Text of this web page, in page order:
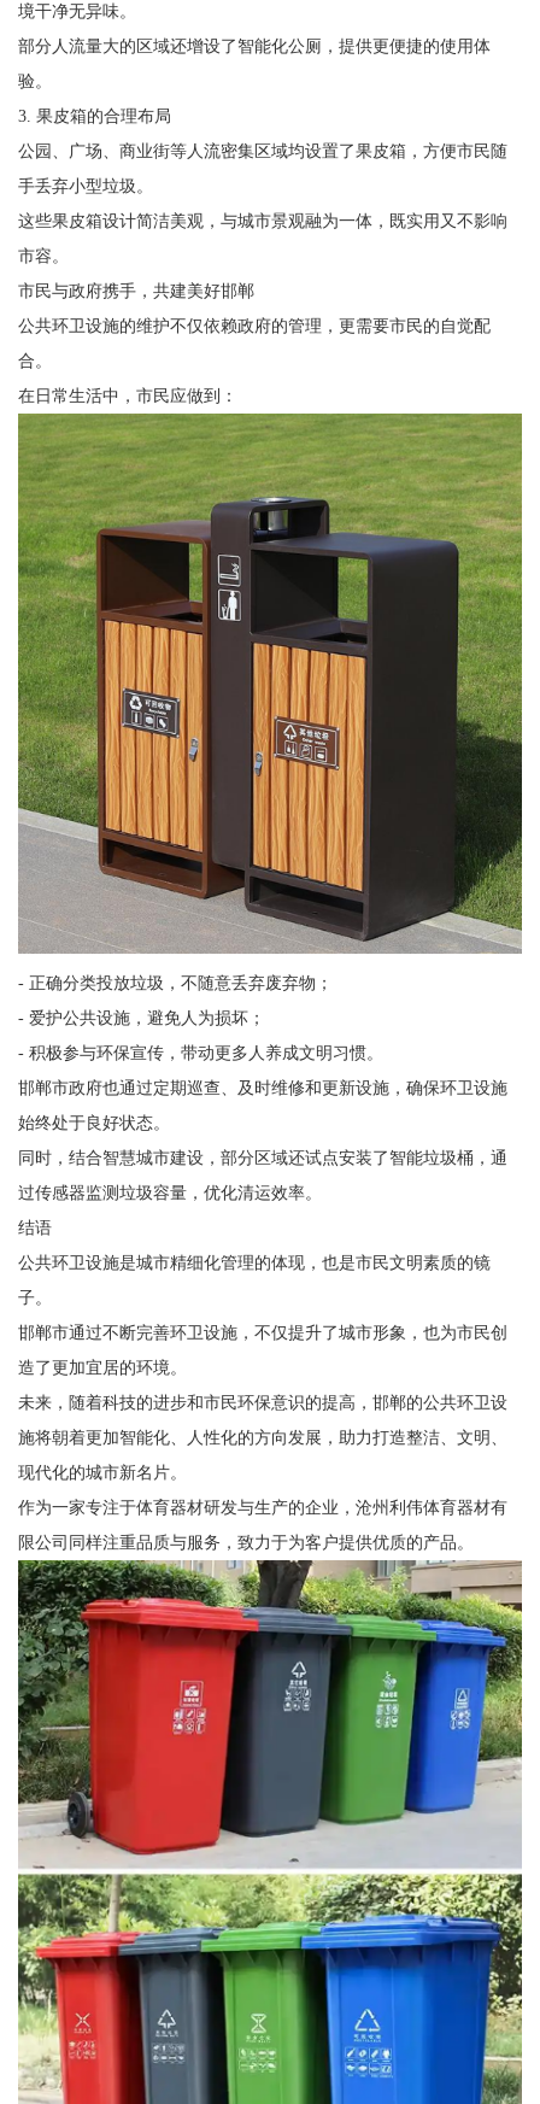
境干净无异味。
部分人流量大的区域还增设了智能化公厕，提供更便捷的使用体
验。
3. 果皮箱的合理布局
公园、广场、商业街等人流密集区域均设置了果皮箱，方便市民随
手丢弃小型垃圾。
这些果皮箱设计简洁美观，与城市景观融为一体，既实用又不影响
市容。
市民与政府携手，共建美好邯郸
公共环卫设施的维护不仅依赖政府的管理，更需要市民的自觉配
合。
在日常生活中，市民应做到：
- 正确分类投放垃圾，不随意丢弃废弃物；
- 爱护公共设施，避免人为损坏；
- 积极参与环保宣传，带动更多人养成文明习惯。
邯郸市政府也通过定期巡查、及时维修和更新设施，确保环卫设施
始终处于良好状态。
同时，结合智慧城市建设，部分区域还试点安装了智能垃圾桶，通
过传感器监测垃圾容量，优化清运效率。
结语
公共环卫设施是城市精细化管理的体现，也是市民文明素质的镜
子。
邯郸市通过不断完善环卫设施，不仅提升了城市形象，也为市民创
造了更加宜居的环境。
未来，随着科技的进步和市民环保意识的提高，邯郸的公共环卫设
施将朝着更加智能化、人性化的方向发展，助力打造整洁、文明、
现代化的城市新名片。
作为一家专注于体育器材研发与生产的企业，沧州利伟体育器材有
限公司同样注重品质与服务，致力于为客户提供优质的产品。